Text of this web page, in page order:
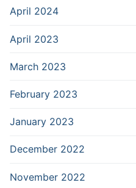
April 2024
April 2023
March 2023
February 2023
January 2023
December 2022
November 2022